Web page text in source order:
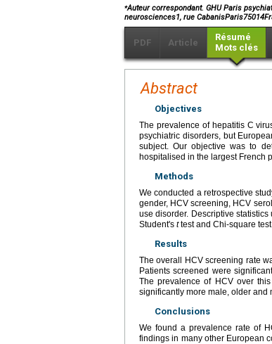
⁎Auteur correspondant. GHU Paris
neurosciences1, rue
PDF Article
Résumé
Mots clés
Abstract
Objectives
The prevalence of hepatitis C
psychiatric disorders, but
subject. Our objective was to
hospitalised in the largest French
Methods
We conducted a retrospective
gender, HCV screening, HCV
use disorder. Descriptive statistics
Student's ttest and Chi-square test.
Results
The overall HCV screening rate
Patients screened were
The prevalence of HCV over
significantly more male, older and
Conclusions
We found a prevalence rate of
findings in many other European